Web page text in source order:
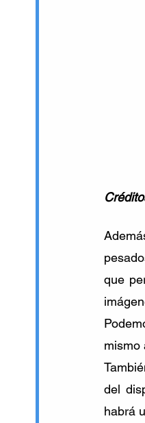
que
mismo
del
habrá